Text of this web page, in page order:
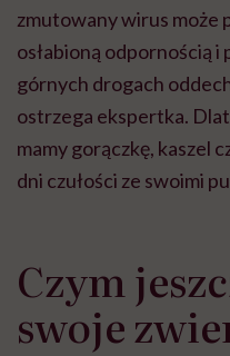
zmutowany wirus może
osłabioną odpornością
górnych drogach
ostrzega ekspertka.
mamy gorączkę, kaszel
dni czułości ze swoimi
Czym
swoje